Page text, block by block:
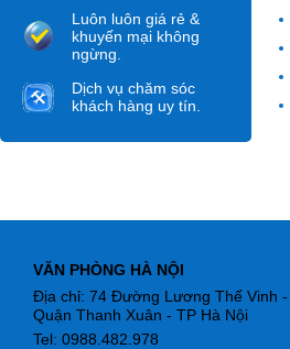
Luôn luôn giá rẻ &
khuyến mại không
ngừng.
Dịch vụ chăm sóc
khách hàng uy tín.
VĂN PHÒNG HÀ NỘI
Địa chỉ: 74 Đường Lương Thế Vinh -
Quận Thanh Xuân - TP Hà Nội
Tel: 0988.482.978